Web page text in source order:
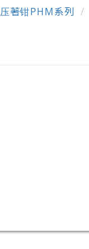
压著钳PHM系列